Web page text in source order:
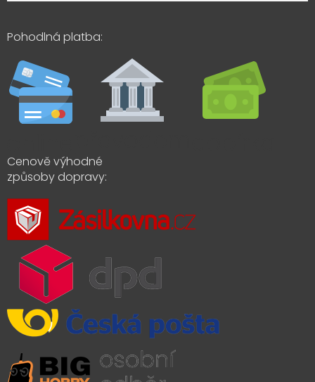
Pohodlná platba:
Cenově výhodné
způsoby dopravy: